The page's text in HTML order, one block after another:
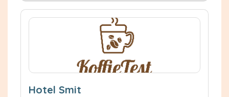
Hotel Smit